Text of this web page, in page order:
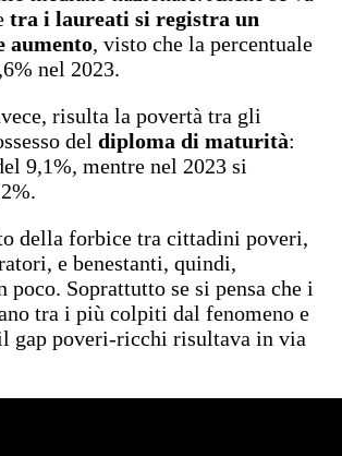
tra i laureati si registra un
aumento, visto che la percentuale
nel 2023.
risulta la povertà tra gli
del diploma di maturità:
9,1%, mentre nel 2023 si
della forbice tra cittadini poveri,
e benestanti, quindi,
poco. Soprattutto se si pensa che i
tra i più colpiti dal fenomeno e
gap poveri-ricchi risultava in via